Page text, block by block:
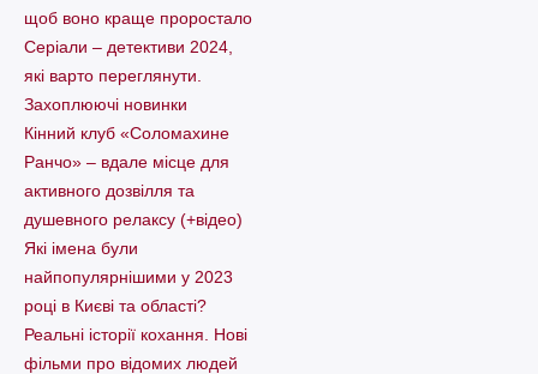
щоб воно краще проростало
Серіали – детективи 2024,
які варто пеpеглянути.
Захоплюючі новинки
Кінний клуб «Соломахине
Ранчо» – вдале місце для
активного дозвілля та
душевного релаксу (+відео)
Які імена були
найпопулярнішими у 2023
році в Києві та області?
Реальні історії кохання. Нові
фільми про відомих людей